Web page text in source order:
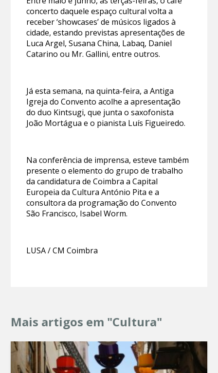
concerto daquele espaço cultural volta a
receber ‘showcases’ de músicos ligados à
cidade, estando previstas apresentações de
Luca Argel, Susana China, Labaq, Daniel
Catarino ou Mr. Gallini, entre outros.
Já esta semana, na quinta-feira, a Antiga
Igreja do Convento acolhe a apresentação
do duo Kintsugi, que junta o saxofonista
João Mortágua e o pianista Luís Figueiredo.
Na conferência de imprensa, esteve também
presente o elemento do grupo de trabalho
da candidatura de Coimbra a Capital
Europeia da Cultura António Pita e a
consultora da programação do Convento
São Francisco, Isabel Worm.
LUSA / CM Coimbra
Mais artigos em "Cultura"